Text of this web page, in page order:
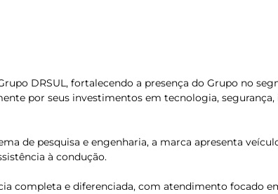
DRSUL, fortalecendo a presença do Grupo no
por seus investimentos em tecnologia,
de pesquisa e engenharia, a marca apresenta
à condução.
completa e diferenciada, com atendimento focado